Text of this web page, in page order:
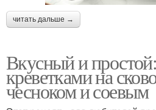
читать дальше →
Вкусный и
креветками на
чесноком и соевым